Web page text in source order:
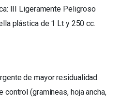
III Ligeramente Peligroso
plástica de 1 Lt y 250 cc.
de mayor residualidad.
(gramíneas, hoja ancha,